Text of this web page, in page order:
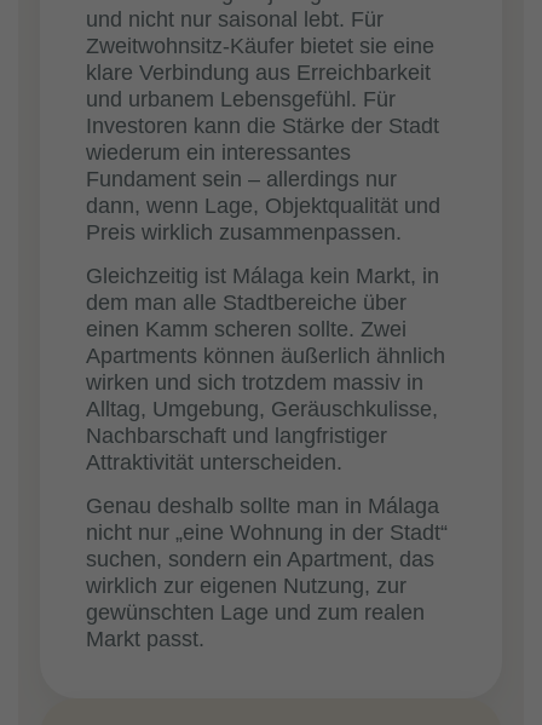
und nicht nur saisonal lebt. Für
Zweitwohnsitz-Käufer bietet sie eine
klare Verbindung aus Erreichbarkeit
und urbanem Lebensgefühl. Für
Investoren kann die Stärke der Stadt
wiederum ein interessantes
Fundament sein – allerdings nur
dann, wenn Lage, Objektqualität und
Preis wirklich zusammenpassen.
Gleichzeitig ist Málaga kein Markt, in
dem man alle Stadtbereiche über
einen Kamm scheren sollte. Zwei
Apartments können äußerlich ähnlich
wirken und sich trotzdem massiv in
Alltag, Umgebung, Geräuschkulisse,
Nachbarschaft und langfristiger
Attraktivität unterscheiden.
Genau deshalb sollte man in Málaga
nicht nur „eine Wohnung in der Stadt“
suchen, sondern ein Apartment, das
wirklich zur eigenen Nutzung, zur
gewünschten Lage und zum realen
Markt passt.